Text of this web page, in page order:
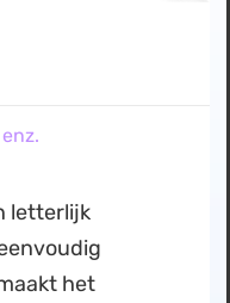
letterlijk
het